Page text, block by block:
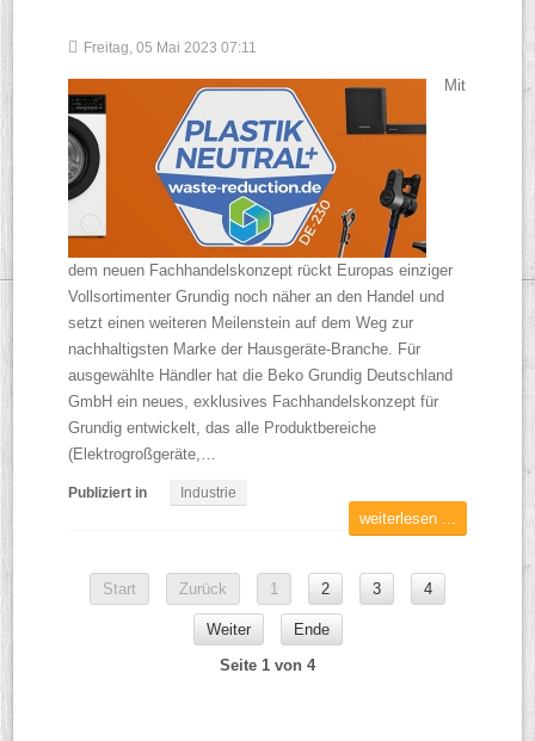
Freitag, 05 Mai 2023 07:11
Mit
dem neuen Fachhandelskonzept rückt Europas einziger
Vollsortimenter Grundig noch näher an den Handel und
setzt einen weiteren Meilenstein auf dem Weg zur
nachhaltigsten Marke der Hausgeräte-Branche. Für
ausgewählte Händler hat die Beko Grundig Deutschland
GmbH ein neues, exklusives Fachhandelskonzept für
Grundig entwickelt, das alle Produktbereiche
(Elektrogroßgeräte,…
Publiziert in Industrie
weiterlesen ...
Start Zurück 1 2 3 4
Weiter
Ende
Seite 1 von 4